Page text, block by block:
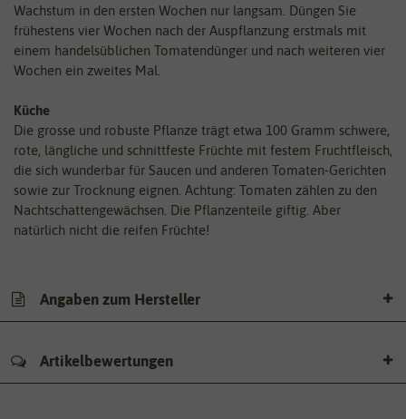
Wachstum in den ersten Wochen nur langsam. Düngen Sie
frühestens vier Wochen nach der Auspflanzung erstmals mit
einem handelsüblichen Tomatendünger und nach weiteren vier
Wochen ein zweites Mal.
Küche
Die grosse und robuste Pflanze trägt etwa 100 Gramm schwere,
rote, längliche und schnittfeste Früchte mit festem Fruchtfleisch,
die sich wunderbar für Saucen und anderen Tomaten-Gerichten
sowie zur Trocknung eignen. Achtung: Tomaten zählen zu den
Nachtschattengewächsen. Die Pflanzenteile giftig. Aber
natürlich nicht die reifen Früchte!
Angaben zum Hersteller
Artikelbewertungen